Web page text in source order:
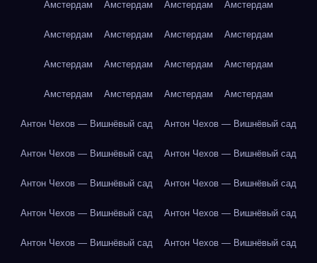
Амстердам Амстердам Амстердам Амстердам
Амстердам Амстердам Амстердам Амстердам
Амстердам Амстердам Амстердам Амстердам
Амстердам Амстердам Амстердам Амстердам
Антон Чехов — Вишнёвый сад Антон Чехов — Вишнёвый сад
Антон Чехов — Вишнёвый сад Антон Чехов — Вишнёвый сад
Антон Чехов — Вишнёвый сад Антон Чехов — Вишнёвый сад
Антон Чехов — Вишнёвый сад Антон Чехов — Вишнёвый сад
Антон Чехов — Вишнёвый сад Антон Чехов — Вишнёвый сад